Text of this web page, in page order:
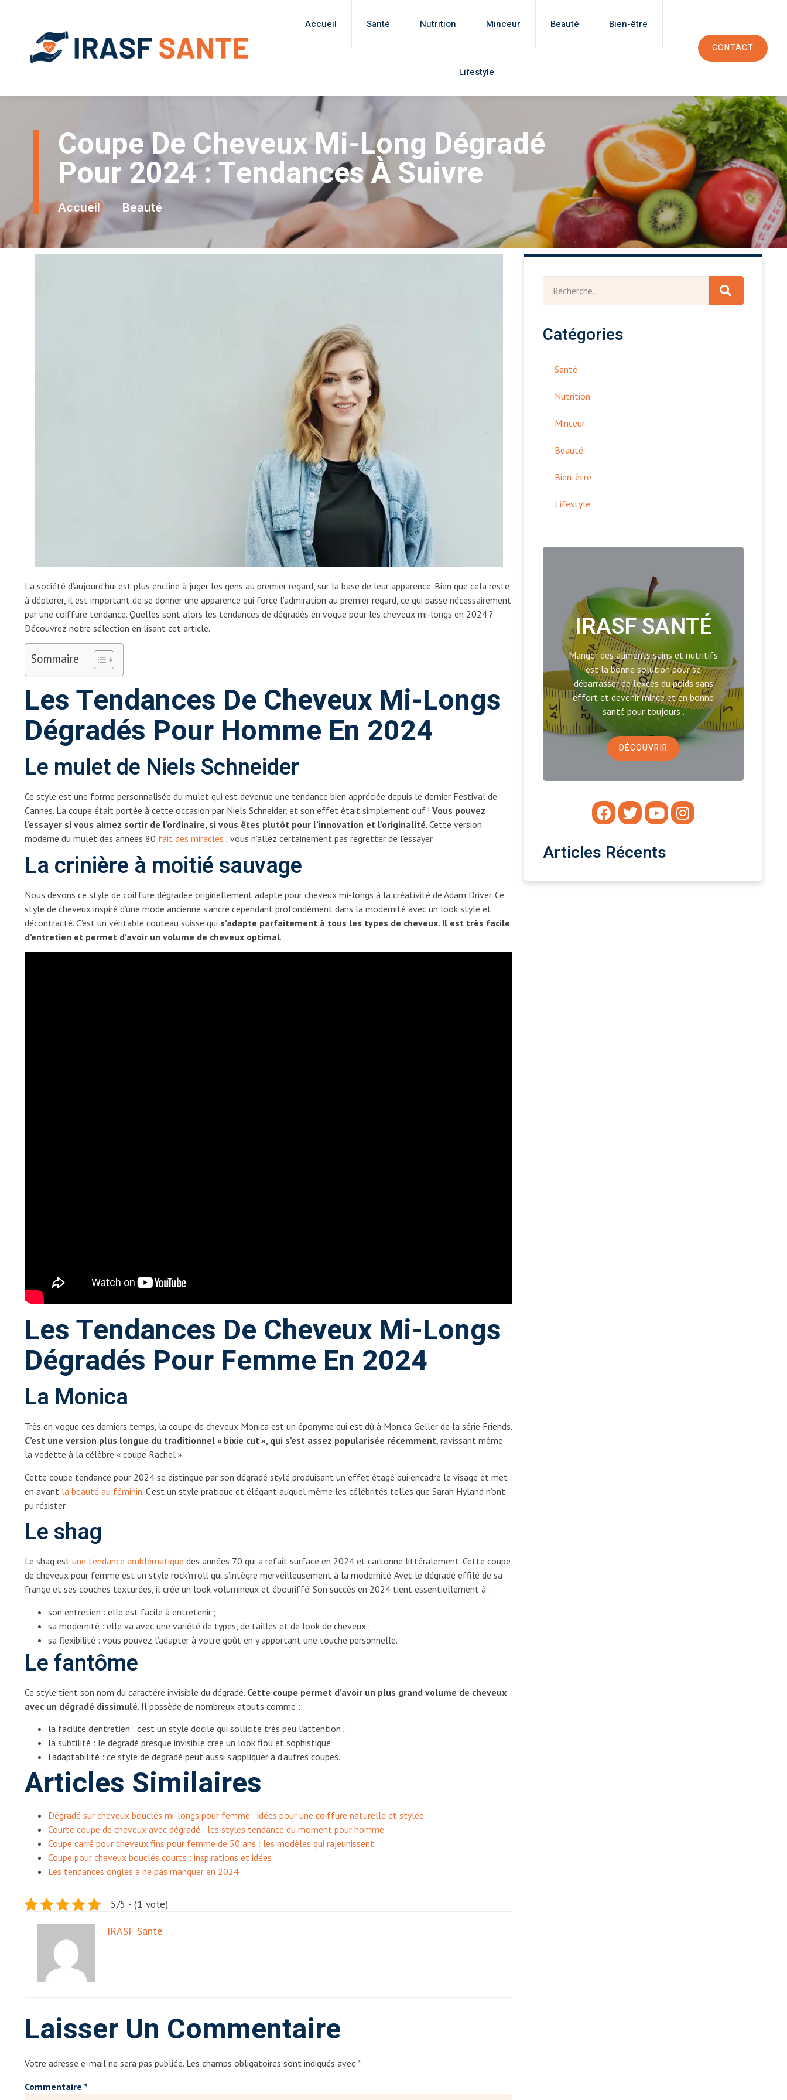
Accueil Santé Nutrition Minceur Beauté Bien-être
Lifestyle
CONTACT
Coupe De Cheveux Mi-Long Dégradé
Pour 2024 : Tendances À Suivre
Accueil Beauté
La société d’aujourd’hui est plus encline à juger les gens au premier regard, sur la base de leur apparence. Bien que cela reste
à déplorer, il est important de se donner une apparence qui force l’admiration au premier regard, ce qui passe nécessairement
par une coiffure tendance. Quelles sont alors les tendances de dégradés en vogue pour les cheveux mi-longs en 2024 ?
Découvrez notre sélection en lisant cet article.
Sommaire
Les Tendances De Cheveux Mi-Longs
Dégradés Pour Homme En 2024
Le mulet de Niels Schneider
Ce style est une forme personnalisée du mulet qui est devenue une tendance bien appréciée depuis le dernier Festival de
Cannes. La coupe était portée à cette occasion par Niels Schneider, et son effet était simplement ouf ! Vous pouvez
l’essayer si vous aimez sortir de l’ordinaire, si vous êtes plutôt pour l’innovation et l’originalité. Cette version
moderne du mulet des années 80 fait des miracles ; vous n’allez certainement pas regretter de l’essayer.
La crinière à moitié sauvage
Nous devons ce style de coiffure dégradée originellement adapté pour cheveux mi-longs à la créativité de Adam Driver. Ce
style de cheveux inspiré d’une mode ancienne s’ancre cependant profondément dans la modernité avec un look stylé et
décontracté. C’est un véritable couteau suisse qui s’adapte parfaitement à tous les types de cheveux. Il est très facile
d’entretien et permet d’avoir un volume de cheveux optimal.
Les Tendances De Cheveux Mi-Longs
Dégradés Pour Femme En 2024
La Monica
Très en vogue ces derniers temps, la coupe de cheveux Monica est un éponyme qui est dû à Monica Geller de la série Friends.
C’est une version plus longue du traditionnel « bixie cut », qui s’est assez popularisée récemment, ravissant même
la vedette à la célèbre « coupe Rachel ».
Cette coupe tendance pour 2024 se distingue par son dégradé stylé produisant un effet étagé qui encadre le visage et met
en avant la beauté au féminin. C’est un style pratique et élégant auquel même les célébrités telles que Sarah Hyland n’ont
pu résister.
Le shag
Le shag est une tendance emblématique des années 70 qui a refait surface en 2024 et cartonne littéralement. Cette coupe
de cheveux pour femme est un style rock’n’roll qui s’intègre merveilleusement à la modernité. Avec le dégradé effilé de sa
frange et ses couches texturées, il crée un look volumineux et ébouriffé. Son succès en 2024 tient essentiellement à :
son entretien : elle est facile à entretenir ;
sa modernité : elle va avec une variété de types, de tailles et de look de cheveux ;
sa flexibilité : vous pouvez l’adapter à votre goût en y apportant une touche personnelle.
Le fantôme
Ce style tient son nom du caractère invisible du dégradé. Cette coupe permet d’avoir un plus grand volume de cheveux
avec un dégradé dissimulé. Il possède de nombreux atouts comme :
la facilité d’entretien : c’est un style docile qui sollicite très peu l’attention ;
la subtilité : le dégradé presque invisible crée un look flou et sophistiqué ;
l’adaptabilité : ce style de dégradé peut aussi s’appliquer à d’autres coupes.
Articles Similaires
Dégradé sur cheveux bouclés mi-longs pour femme : idées pour une coiffure naturelle et stylée
Courte coupe de cheveux avec dégradé : les styles tendance du moment pour homme
Coupe carré pour cheveux fins pour femme de 50 ans : les modèles qui rajeunissent
Coupe pour cheveux bouclés courts : inspirations et idées
Les tendances ongles à ne pas manquer en 2024
5/5 - (1 vote)
IRASF Santé
Laisser Un Commentaire
Votre adresse e-mail ne sera pas publiée. Les champs obligatoires sont indiqués avec *
Commentaire *
Catégories
Santé
Nutrition
Minceur
Beauté
Bien-être
Lifestyle
IRASF SANTÉ
Manger des aliments sains et nutritifs
est la bonne solution pour se
débarrasser de l’excès du poids sans
effort et devenir mince et en bonne
santé pour toujours .
DÉCOUVRIR
Articles Récents